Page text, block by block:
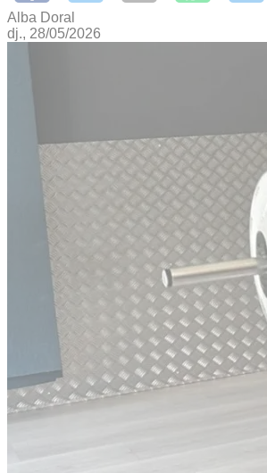
Alba Doral
dj., 28/05/2026